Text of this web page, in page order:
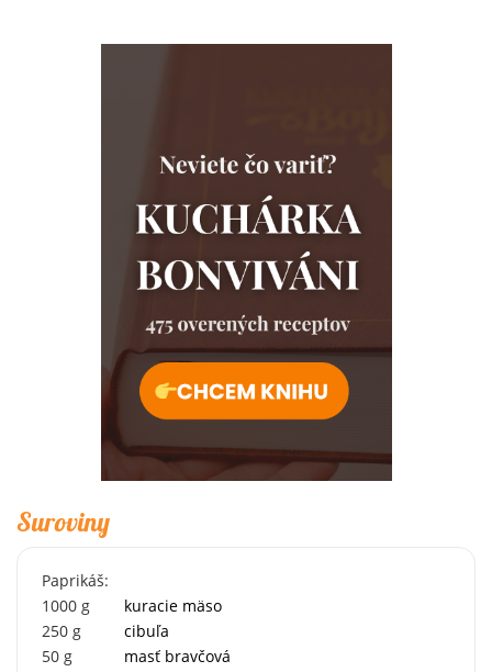
Suroviny
Paprikáš:
1000 g
kuracie mäso
250 g
cibuľa
50 g
masť bravčová